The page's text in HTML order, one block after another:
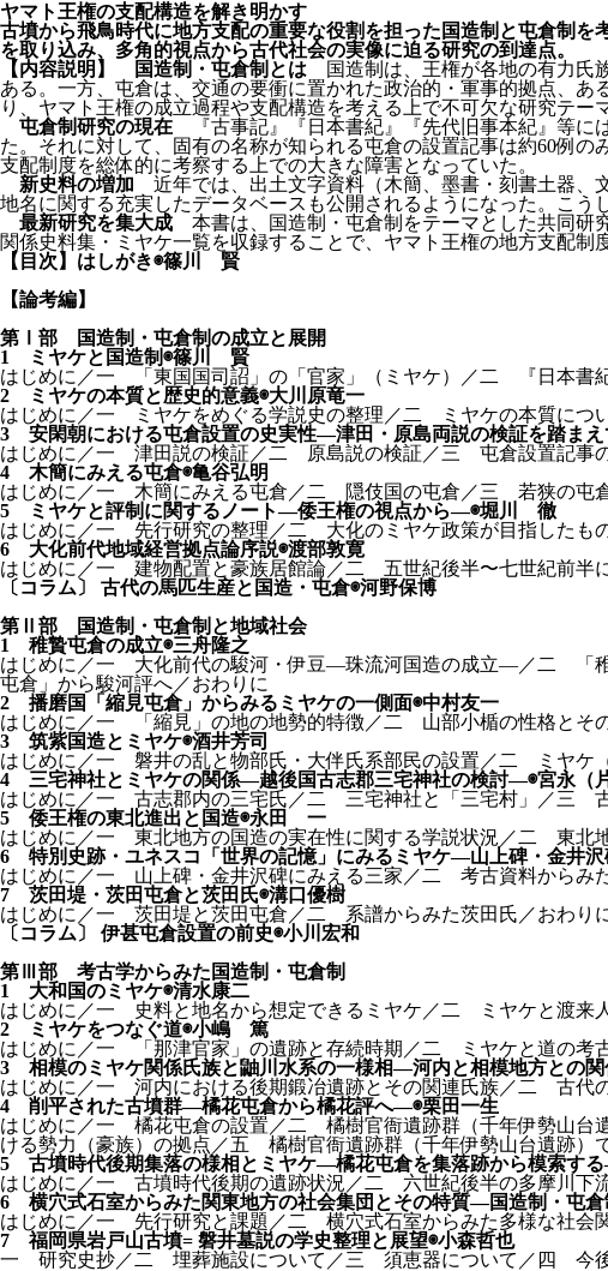
ヤマト王権の支配構造を解き明かす
古墳から飛鳥時代に地方支配の重要な役割を担った国造制と屯倉制
を取り込み、多角的視点から古代社会の実像に迫る研究の到達点。
【内容説明】
国造制・屯倉制とは 国造制は、王権が各地の有力氏
ある。一方、屯倉は、交通の要衝に置かれた政治的・軍事的拠点、
り、ヤマト王権の成立過程や支配構造を考える上で不可欠な研究テー
屯倉制研究の現在 『古事記』『日本書紀』『先代旧事本紀』等に
た。それに対して、固有の名称が知られる屯倉の設置記事は約60例
支配制度を総体的に考察する上での大きな障害となっていた。
新史料の増加 近年では、出土文字資料（木簡、墨書・刻書土器、
地名に関する充実したデータベースも公開されるようになった。こ
最新研究を集大成 本書は、国造制・屯倉制をテーマとした共同研
関係史料集・ミヤケ一覧を収録することで、ヤマト王権の地方支配制
【目次】 はしがき◉篠川 賢
【論考編】
第Ⅰ部 国造制・屯倉制の成立と展開
1 ミヤケと国造制◉篠川 賢
はじめに／一 「東国国司詔」の「官家」（ミヤケ）／二 『日本書
2 ミヤケの本質と歴史的意義◉大川原竜一
はじめに／一 ミヤケをめぐる学説史の整理／二 ミヤケの本質につ
3 安閑朝における屯倉設置の史実性—津田・原島両説の検証を踏ま
はじめに／一 津田説の検証／二 原島説の検証／三 屯倉設置記
4 木簡にみえる屯倉◉亀谷弘明
はじめに／一 木簡にみえる屯倉／二 隠伎国の屯倉／三 若狭の屯
5 ミヤケと評制に関するノート—倭王権の視点から—◉堀川 徹
はじめに／一 先行研究の整理／二 大化のミヤケ政策が目指したも
6 大化前代地域経営拠点論序説◉渡部敦寛
はじめに／一 建物配置と豪族居館論／二 五世紀後半〜七世紀前半
〔コラム〕 古代の馬匹生産と国造・屯倉◉河野保博
第Ⅱ部 国造制・屯倉制と地域社会
1 稚贄屯倉の成立◉三舟隆之
はじめに／一 大化前代の駿河・伊豆—珠流河国造の成立—／二 「
屯倉」から駿河評へ／おわりに
2 播磨国「縮見屯倉」からみるミヤケの一側面◉中村友一
はじめに／一 「縮見」の地の地勢的特徴／二 山部小楯の性格とそ
3 筑紫国造とミヤケ◉酒井芳司
はじめに／一 磐井の乱と物部氏・大伴氏系部民の設置／二 ミヤケ
4 三宅神社とミヤケの関係—越後国古志郡三宅神社の検討—◉宮永（
はじめに／一 古志郡内の三宅氏／二 三宅神社と「三宅村」／三
5 倭王権の東北進出と国造◉永田 一
はじめに／一 東北地方の国造の実在性に関する学説状況／二 東北
6 特別史跡・ユネスコ「世界の記憶」にみるミヤケ—山上碑・金井
はじめに／一 山上碑・金井沢碑にみえる三家／二 考古資料からみ
7 茨田堤・茨田屯倉と茨田氏◉溝口優樹
はじめに／一 茨田堤と茨田屯倉／二 系譜からみた茨田氏／おわり
〔コラム〕 伊甚屯倉設置の前史◉小川宏和
第Ⅲ部 考古学からみた国造制・屯倉制
1 大和国のミヤケ◉清水康二
はじめに／一 史料と地名から想定できるミヤケ／二 ミヤケと渡来
2 ミヤケをつなぐ道◉小嶋 篤
はじめに／一 「那津官家」の遺跡と存続時期／二 ミヤケと道の
3 相模のミヤケ関係氏族と鼬川水系の一様相—河内と相模地方との
はじめに／一 河内における後期鍛冶遺跡とその関連氏族／二 古
4 削平された古墳群—橘花屯倉から橘花評へ—◉栗田一生
はじめに／一 橘花屯倉の設置／二 橘樹官衙遺跡群（千年伊勢山台
ける勢力（豪族）の拠点／五 橘樹官衙遺跡群（千年伊勢山台遺跡）
5 古墳時代後期集落の様相とミヤケ—橘花屯倉を集落跡から模索す
はじめに／一 古墳時代後期の遺跡状況／二 六世紀後半の多摩川下
6 横穴式石室からみた関東地方の社会集団とその特質—国造制・屯
はじめに／一 先行研究と課題／二 横穴式石室からみた多様な社会
7 福岡県岩戸山古墳= 磐井墓説の学史整理と展望◉小森哲也
一 研究史抄／二 埋葬施設について／三 須恵器について／四